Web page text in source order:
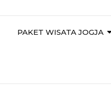
PAKET WISATA JOGJA